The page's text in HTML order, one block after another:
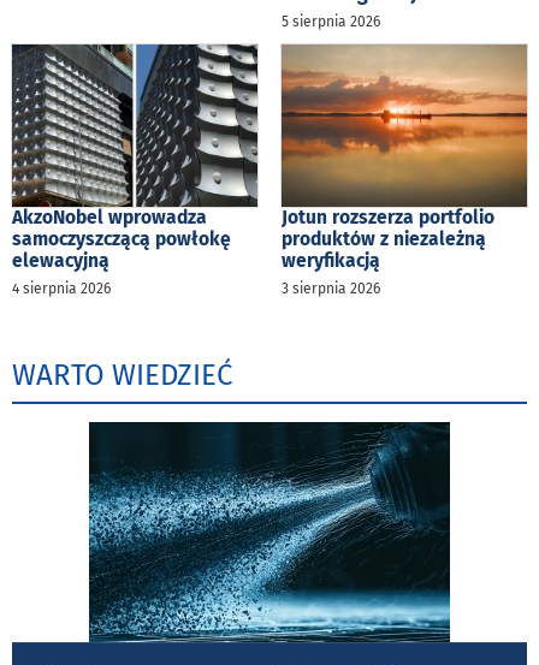
5 sierpnia 2026
AkzoNobel wprowadza
samoczyszczącą powłokę
elewacyjną
4 sierpnia 2026
Jotun rozszerza portfolio
produktów z niezależną
weryfikacją
3 sierpnia 2026
WARTO WIEDZIEĆ